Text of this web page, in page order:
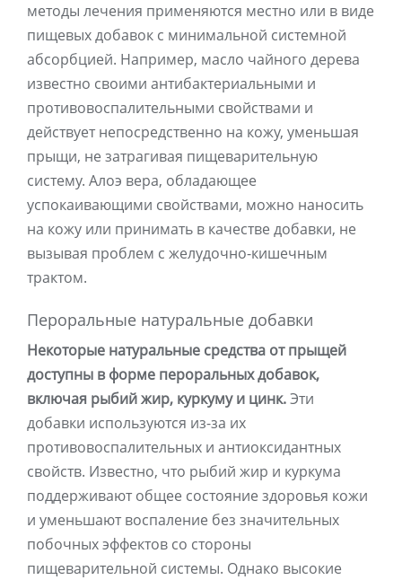
методы лечения применяются местно или в виде
пищевых добавок с минимальной системной
абсорбцией. Например, масло чайного дерева
известно своими антибактериальными и
противовоспалительными свойствами и
действует непосредственно на кожу, уменьшая
прыщи, не затрагивая пищеварительную
систему. Алоэ вера, обладающее
успокаивающими свойствами, можно наносить
на кожу или принимать в качестве добавки, не
вызывая проблем с желудочно-кишечным
трактом.
Пероральные натуральные добавки
Некоторые натуральные средства от прыщей
доступны в форме пероральных добавок,
включая рыбий жир, куркуму и цинк.Эти
добавки используются из-за их
противовоспалительных и антиоксидантных
свойств. Известно, что рыбий жир и куркума
поддерживают общее состояние здоровья кожи
и уменьшают воспаление без значительных
побочных эффектов со стороны
пищеварительной системы. Однако высокие